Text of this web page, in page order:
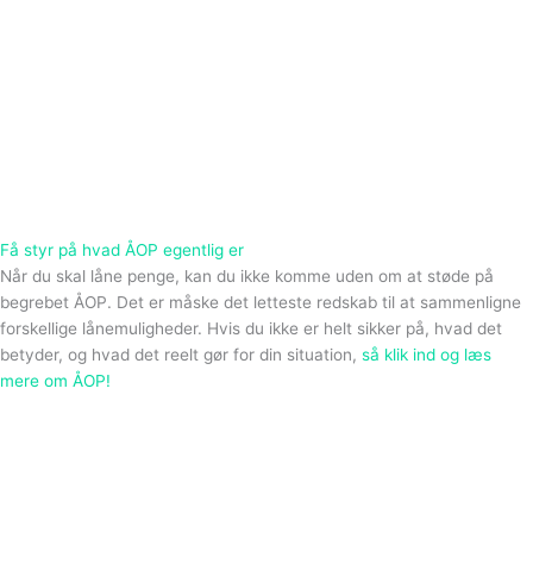
Få styr på hvad ÅOP egentlig er
Når du skal låne penge, kan du ikke komme uden om at støde på
begrebet ÅOP. Det er måske det letteste redskab til at sammenligne
forskellige lånemuligheder. Hvis du ikke er helt sikker på, hvad det
betyder, og hvad det reelt gør for din situation, så klik ind og læs
mere om ÅOP!